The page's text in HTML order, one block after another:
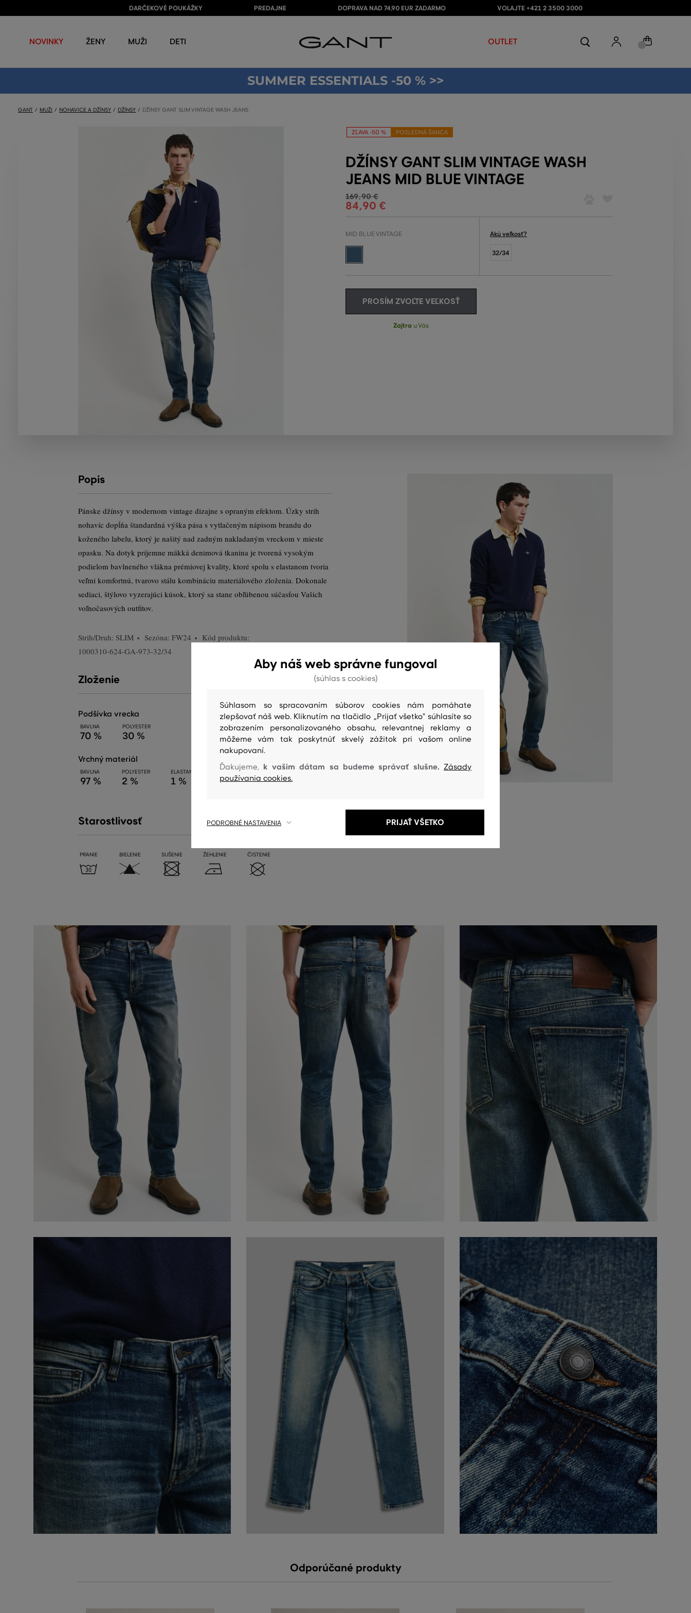
DARČEKOVÉ POUKÁŽKY PREDAJNE DOPRAVA NAD 74,90 EUR ZADARMO VOLAJTE +421 2 3500 3000
NOVINKY ŽENY MUŽI DETI OUTLET
SUMMER ESSENTIALS -50 % >>
GANT MUŽI NOHAVICE A DŽÍNSY DŽÍNSY DŽÍNSY GANT SLIM VINTAGE WASH JEANS
ZĽAVA -50 % POSLEDNÁ ŠANCA
DŽÍNSY GANT SLIM VINTAGE WASH
JEANS MID BLUE VINTAGE
169,90 €
84,90 €
MID BLUE VINTAGE Akú veľkosť?
32/34
PROSÍM ZVOĽTE VEĽKOSŤ
Zajtra u Vás
Popis
Pánske džínsy v modernom vintage dizajne s opraným efektom. Úzky strih
nohavíc dopĺňa štandardná výška pása s vytlačeným nápisom brandu do
koženého labelu, ktorý je našitý nad zadným nakladaným vreckom v mieste
opasku. Na dotyk príjemne mäkká denimová tkanina je tvorená vysokým
podielom bavlneného vlákna prémiovej kvality, ktoré spolu s elastanom tvoria
veľmi komfortnú, tvarovo stálu kombináciu materiálového zloženia. Dokonale
sediaci, štýlovo vyzerajúci kúsok, ktorý sa stane obľúbenou súčasťou Vašich
voľnočasových outfitov.
Strih/Druh: SLIM Sezóna: FW24
Kód produktu:
1000310-624-GA-973-32/34
Zloženie
podšívka vrecka
BAVLNA
70 %
POLYESTER
30 %
vrchný materiál
BAVLNA
97 %
POLYESTER
2 %
ELASTAN
1 %
Starostlivosť
PRANIE BIELENIE SUŠENIE ŽEHLENIE ČISTENIE
Odporúčané produkty
Aby náš web správne fungoval
(súhlas s cookies)
Súhlasom so spracovaním súborov cookies nám pomáhate
zlepšovať náš web. Kliknutím na tlačidlo „Prijať všetko" súhlasíte so
zobrazením personalizovaného obsahu, relevantnej reklamy a
môžeme vám tak poskytnúť skvelý zážitok pri vašom online
nakupovaní.
Ďakujeme, k vašim dátam sa budeme správať slušne. Zásady
používania cookies.
PODROBNÉ NASTAVENIA PRIJAŤ VŠETKO